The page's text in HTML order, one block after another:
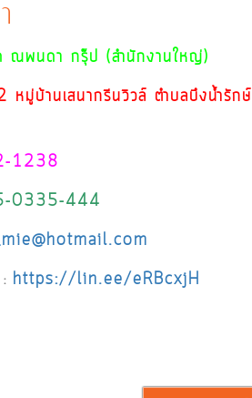
ณพนดา กรุ๊ป (สำนักงานใหญ่)
บ้านเสนากรีนวิวล์ ตำบลบึงน้ำรัก
1238
0335-444
: https://lin.ee/eRBcxjH